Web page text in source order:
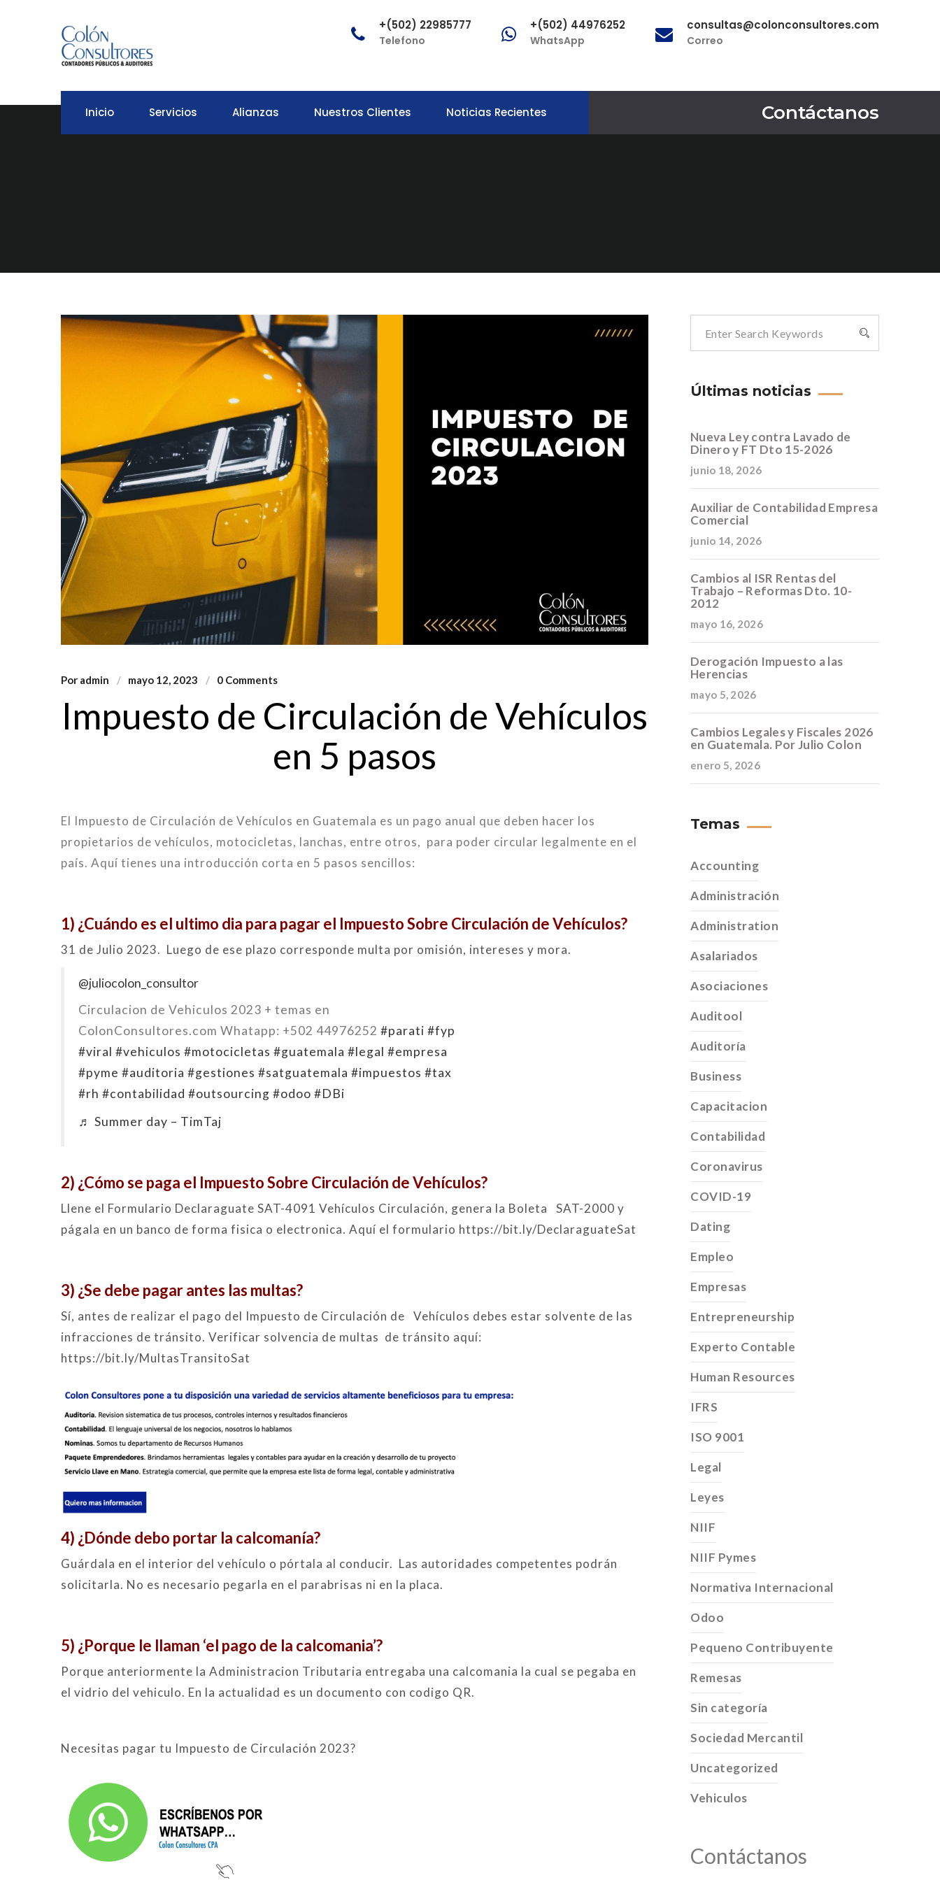
+(502) 22985777
Telefono
+(502) 44976252
WhatsApp
consultas@colonconsultores.com
Correo
Inicio Servicios Alianzas Nuestros Clientes Noticias Recientes Contáctanos
Por admin mayo 12, 2023 0 Comments
Impuesto de Circulación de Vehículos
en 5 pasos
El Impuesto de Circulación de Vehículos en Guatemala es un pago anual que deben hacer los
propietarios de vehículos, motocicletas, lanchas, entre otros, para poder circular legalmente en el
país. Aquí tienes una introducción corta en 5 pasos sencillos:
1) ¿Cuándo es el ultimo dia para pagar el Impuesto Sobre Circulación de Vehículos?
31 de Julio 2023. Luego de ese plazo corresponde multa por omisión, intereses y mora.
@juliocolon_consultor
Circulacion de Vehiculos 2023 + temas en
ColonConsultores.com Whatapp: +502 44976252 #parati #fyp
#viral #vehiculos #motocicletas #guatemala #legal #empresa
#pyme #auditoria #gestiones #satguatemala #impuestos #tax
#rh #contabilidad #outsourcing #odoo #DBi
♬ Summer day – TimTaj
2) ¿Cómo se paga el Impuesto Sobre Circulación de Vehículos?
Llene el Formulario Declaraguate SAT-4091 Vehículos Circulación, genera la Boleta SAT-2000 y
págala en un banco de forma fisica o electronica. Aquí el formulario https://bit.ly/DeclaraguateSat
3) ¿Se debe pagar antes las multas?
Sí, antes de realizar el pago del Impuesto de Circulación de Vehículos debes estar solvente de las
infracciones de tránsito. Verificar solvencia de multas de tránsito aquí:
https://bit.ly/MultasTransitoSat
4) ¿Dónde debo portar la calcomanía?
Guárdala en el interior del vehículo o pórtala al conducir. Las autoridades competentes podrán
solicitarla. No es necesario pegarla en el parabrisas ni en la placa.
5) ¿Porque le llaman ‘el pago de la calcomania’?
Porque anteriormente la Administracion Tributaria entregaba una calcomania la cual se pegaba en
el vidrio del vehiculo. En la actualidad es un documento con codigo QR.
Necesitas pagar tu Impuesto de Circulación 2023?
Últimas noticias
Nueva Ley contra Lavado de
Dinero y FT Dto 15-2026
junio 18, 2026
Auxiliar de Contabilidad Empresa
Comercial
junio 14, 2026
Cambios al ISR Rentas del
Trabajo – Reformas Dto. 10-
2012
mayo 16, 2026
Derogación Impuesto a las
Herencias
mayo 5, 2026
Cambios Legales y Fiscales 2026
en Guatemala. Por Julio Colon
enero 5, 2026
Temas
Accounting
Administración
Administration
Asalariados
Asociaciones
Auditool
Auditoría
Business
Capacitacion
Contabilidad
Coronavirus
COVID-19
Dating
Empleo
Empresas
Entrepreneurship
Experto Contable
Human Resources
IFRS
ISO 9001
Legal
Leyes
NIIF
NIIF Pymes
Normativa Internacional
Odoo
Pequeno Contribuyente
Remesas
Sin categoría
Sociedad Mercantil
Uncategorized
Vehiculos
Contáctanos